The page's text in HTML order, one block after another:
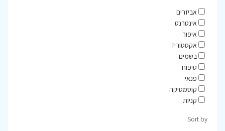
אביזרים
אינטרנט
איפור
אקססוריז
בשמים
טיפוח
פנאי
קוסמטיקה
קניות
Sort by